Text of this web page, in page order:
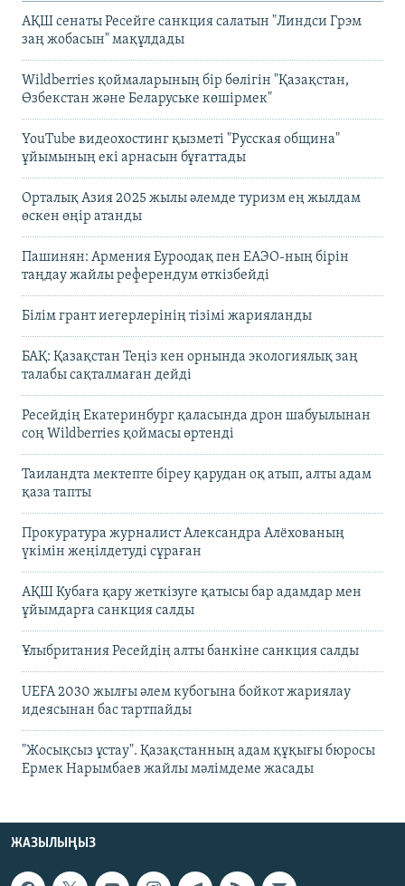
АҚШ сенаты Ресейге санкция салатын "Линдси Грэм
заң жобасын" мақұлдады
Wildberries қоймаларының бір бөлігін "Қазақстан,
Өзбекстан және Беларуське көшірмек"
YouTube видеохостинг қызметі "Русская община"
ұйымының екі арнасын бұғаттады
Орталық Азия 2025 жылы әлемде туризм ең жылдам
өскен өңір атанды
Пашинян: Армения Еуроодақ пен ЕАЭО-ның бірін
таңдау жайлы референдум өткізбейді
Білім грант иегерлерінің тізімі жарияланды
БАҚ: Қазақстан Теңіз кен орнында экологиялық заң
талабы сақталмаған дейді
Ресейдің Екатеринбург қаласында дрон шабуылынан
соң Wildberries қоймасы өртенді
Таиландта мектепте біреу қарудан оқ атып, алты адам
қаза тапты
Прокуратура журналист Александра Алёхованың
үкімін жеңілдетуді сұраған
АҚШ Кубаға қару жеткізуге қатысы бар адамдар мен
ұйымдарға санкция салды
Ұлыбритания Ресейдің алты банкіне санкция салды
UEFA 2030 жылғы әлем кубогына бойкот жариялау
идеясынан бас тартпайды
"Жосықсыз ұстау". Қазақстанның адам құқығы бюросы
Ермек Нарымбаев жайлы мәлімдеме жасады
ЖАЗЫЛЫҢЫЗ